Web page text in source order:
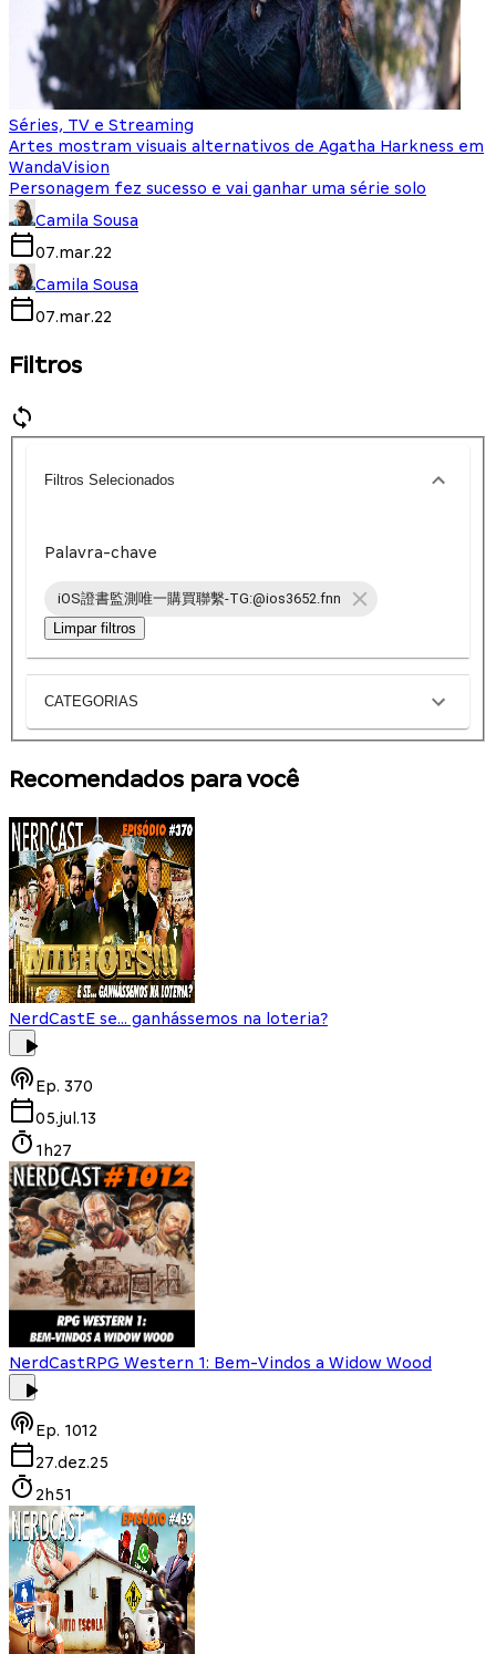
Séries, TV e Streaming
Artes mostram visuais alternativos de Agatha Harkness em
WandaVision
Personagem fez sucesso e vai ganhar uma série solo
Camila Sousa
07.mar.22
Camila Sousa
07.mar.22
Filtros
Filtros Selecionados
Palavra-chave
iOS證書監測唯一購買聯繫-TG:@ios3652.fnn
Limpar filtros
CATEGORIAS
Recomendados para você
NerdCastE se... ganhássemos na loteria?
Ep. 370
05.jul.13
1h27
NerdCastRPG Western 1: Bem-Vindos a Widow Wood
Ep. 1012
27.dez.25
2h51